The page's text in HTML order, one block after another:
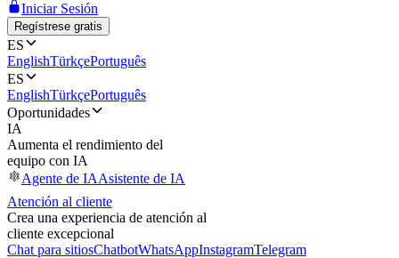
Iniciar Sesión
Regístrese gratis
ES
EnglishTürkçePortuguês
ES
EnglishTürkçePortuguês
Oportunidades
IA
Aumenta el rendimiento del
equipo con IA
Agente de IAAsistente de IA
Atención al cliente
Crea una experiencia de atención al
cliente excepcional
Chat para sitiosChatbotWhatsAppInstagramTelegram